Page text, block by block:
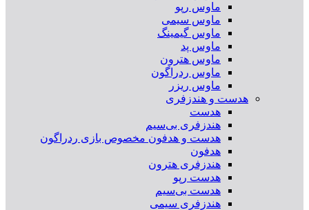
ماوس رپو
ماوس سیمی
ماوس گیمینگ
ماوس پد
ماوس هترون
ماوس ردراگون
ماوس ریزر
هدست و هندزفری
هدست
هندزفری بی‌سیم
هدست و هدفون مخصوص بازی ردراگون
هدفون
هندزفری هترون
هدست رپو
هدست بی‌سیم
هندزفری سیمی